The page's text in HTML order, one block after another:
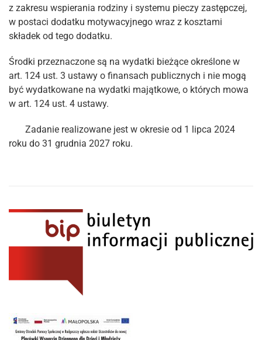
z zakresu wspierania rodziny i systemu pieczy zastępczej,
w postaci dodatku motywacyjnego wraz z kosztami
składek od tego dodatku.
Środki przeznaczone są na wydatki bieżące określone w
art. 124 ust. 3 ustawy o finansach publicznych i nie mogą
być wydatkowane na wydatki majątkowe, o których mowa
w art. 124 ust. 4 ustawy.
Zadanie realizowane jest w okresie od 1 lipca 2024
roku do 31 grudnia 2027 roku.